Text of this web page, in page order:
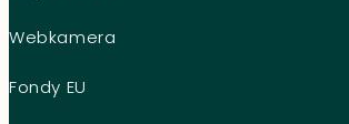
Webkamera
Fondy EU